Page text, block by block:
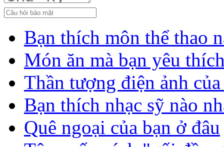
Bạn thích môn thể thao
Món ăn mà bạn yêu
Thần tượng điện ảnh
Bạn thích nhạc sỹ nào
Quê ngoại của bạn ở đâu